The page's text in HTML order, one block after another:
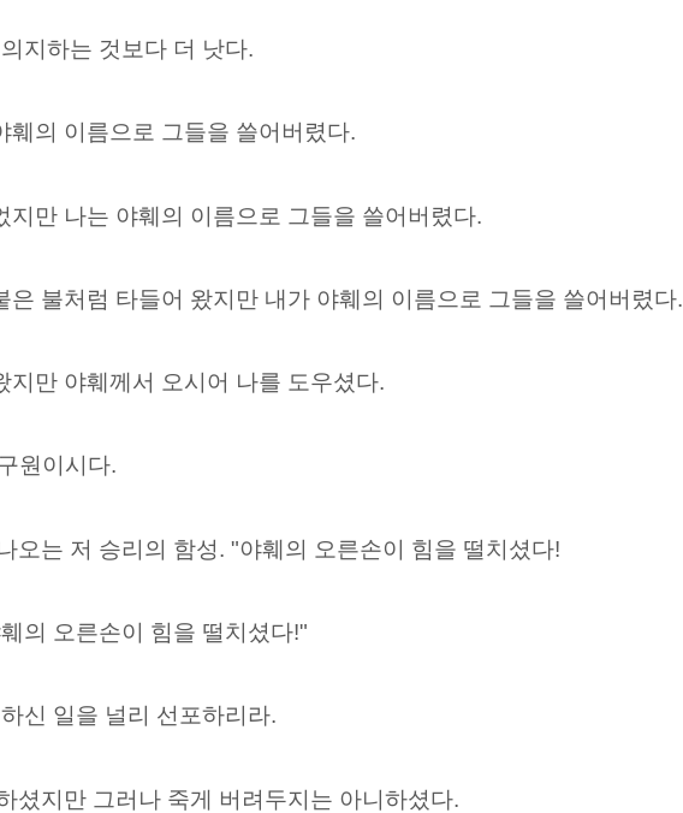
지하는 것보다 더 낫다.
훼의 이름으로 그들을 쓸어버렸다.
만 나는 야훼의 이름으로 그들을 쓸어버렸다.
은 불처럼 타들어 왔지만 내가 야훼의 이름으로 그들을 쓸어버렸다.
지만 야훼께서 오시어 나를 도우셨다.
원이시다.
오는 저 승리의 함성. "야훼의 오른손이 힘을 떨치셨다!
의 오른손이 힘을 떨치셨다!"
신 일을 널리 선포하리라.
셨지만 그러나 죽게 버려두지는 아니하셨다.